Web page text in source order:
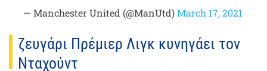
— Manchester United (@ManUtd)March 17, 2021
ζευγάρι Πρέμιερ Λιγκ κυνηγάει τον
Νταχούντ